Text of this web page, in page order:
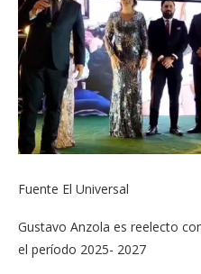
Fuente El Universal
Gustavo Anzola es reelecto
el período 2025- 2027